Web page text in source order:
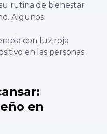
rutina de bienestar
Algunos
con luz roja
en las personas
en